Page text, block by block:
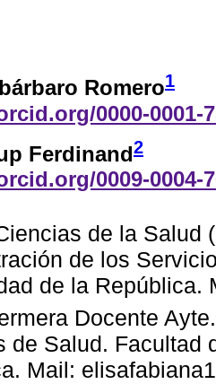
Romero1
0000-0001-
Ferdinand2
0009-0004-
de la Salud
de los
de la República.
Docente
de Salud. Facultad
Mail: